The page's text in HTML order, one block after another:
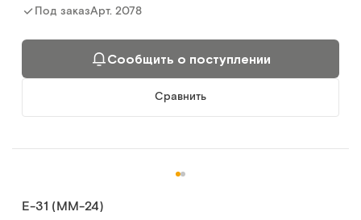
Под заказАрт. 2078
Сообщить о поступлении
Сравнить
E-31 (MM-24)